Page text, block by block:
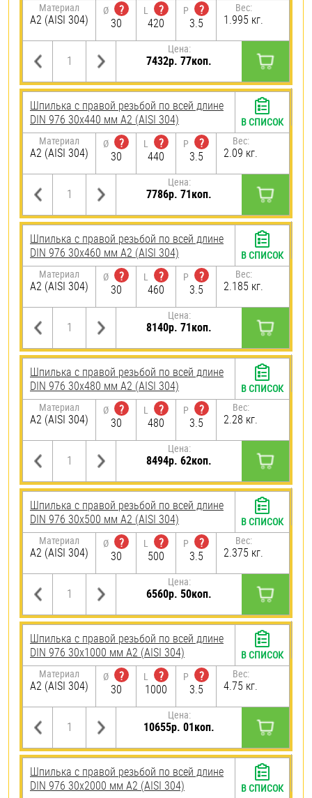
Материал
А2 (AISI 304)
Ø
?
30
L
?
420
P
?
3.5
Вес:
1.995 кг.
Цена:
7432р. 77коп.
Шпилька с правой резьбой по всей длине
DIN 976 30х440 мм А2 (AISI 304)
Материал
А2 (AISI 304)
Ø
?
30
L
?
440
P
?
3.5
Вес:
2.09 кг.
Цена:
7786р. 71коп.
В СПИСОК
Шпилька с правой резьбой по всей длине
DIN 976 30х460 мм А2 (AISI 304)
Материал
А2 (AISI 304)
Ø
?
30
L
?
460
P
?
3.5
Вес:
2.185 кг.
Цена:
8140р. 71коп.
В СПИСОК
Шпилька с правой резьбой по всей длине
DIN 976 30х480 мм А2 (AISI 304)
Материал
А2 (AISI 304)
Ø
?
30
L
?
480
P
?
3.5
Вес:
2.28 кг.
Цена:
8494р. 62коп.
В СПИСОК
Шпилька с правой резьбой по всей длине
DIN 976 30х500 мм А2 (AISI 304)
Материал
А2 (AISI 304)
Ø
?
30
L
?
500
P
?
3.5
Вес:
2.375 кг.
Цена:
6560р. 50коп.
В СПИСОК
Шпилька с правой резьбой по всей длине
DIN 976 30х1000 мм А2 (AISI 304)
Материал
А2 (AISI 304)
Ø
?
30
L
?
1000
P
?
3.5
Вес:
4.75 кг.
Цена:
10655р. 01коп.
В СПИСОК
Шпилька с правой резьбой по всей длине
DIN 976 30х2000 мм А2 (AISI 304)
В СПИСОК